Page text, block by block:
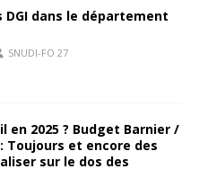
dans le département
SNUDI-FO 27
en 2025 ? Budget Barnier /
Toujours et encore des
sur le dos des